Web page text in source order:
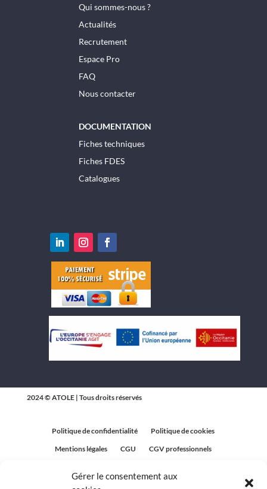
Gérer le consentement aux
Qui sommes-nous ?
Actualités
Recrutement
Espace Pro
FAQ
Nous contacter
DOCUMENTATION
Fiches techniques
Fiches FDES
Catalogues
2024 © ATOLE | Tous droits réservés
Politique de confidentialité
Politique de cookies
Mentions légales
CGU
CGV professionnels